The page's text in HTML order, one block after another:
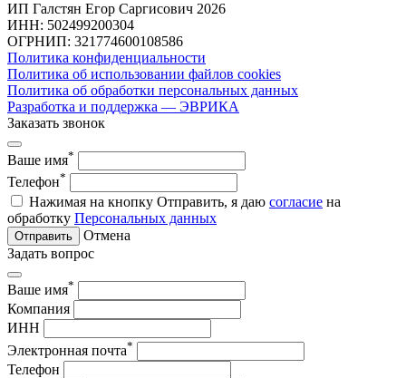
ИП Галстян Егор Саргисович 2026
ИНН: 502499200304
ОГРНИП: 321774600108586
Политика конфиденциальности
Политика об использовании файлов cookies
Политика об обработки персональных данных
Разработка и поддержка — ЭВРИКА
Заказать звонок
Ваше имя*
Телефон*
Нажимая на кнопку Отправить, я даю согласие на
обработку Персональных данных
Отправить
Отмена
Задать вопрос
Ваше имя*
Компания
ИНН
Электронная почта*
Телефон